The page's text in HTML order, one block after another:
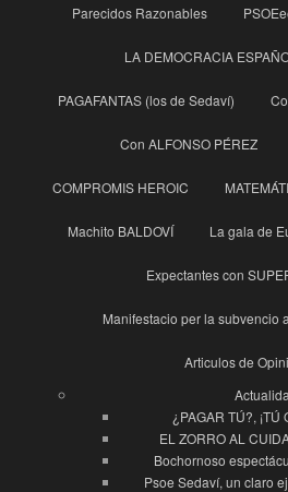
Parecidos Razonables
LA DEMOCRACIA
PAGAFANTAS (los de Sedaví)
Con ALFONSO PÉREZ
COMPROMIS HEROIC
Machito BALDOVÍ La gala de
Expectantes con
Manifestacio per la subvencio
Articulos de
¿PAGAR TÚ?, ¡TÚ
EL ZORRO AL
Bochornoso
Psoe Sedaví, un claro